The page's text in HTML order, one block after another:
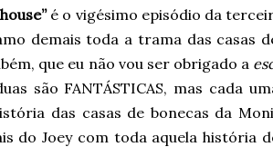
é o vigésimo episódio da
demais toda a trama das casas
que eu não vou ser obrigado a
são FANTÁSTICAS, mas cada
das casas de bonecas da
do Joey com toda aquela história